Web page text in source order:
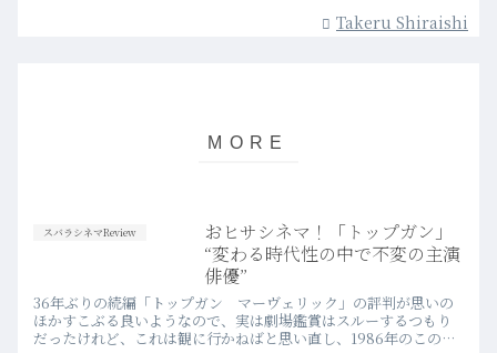
Takeru Shiraishi
スバラシネマReview
おヒサシネマ！「トップガン」
“変わる時代性の中で不変の主演
俳優”
36年ぶりの続編「トップガン マーヴェリック」の評判が思いの
ほかすこぶる良いようなので、実は劇場鑑賞はスルーするつもり
だったけれど、これは観に行かねばと思い直し、1986年のこのオ